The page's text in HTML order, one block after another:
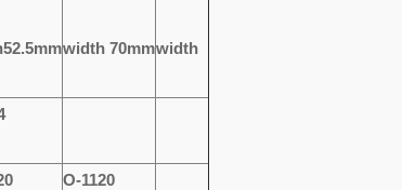
width 70mmwidth
O-1120